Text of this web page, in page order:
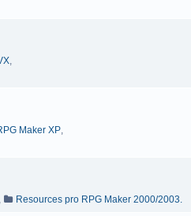
,
Maker XP,
, Resources pro RPG Maker 2000/2003.